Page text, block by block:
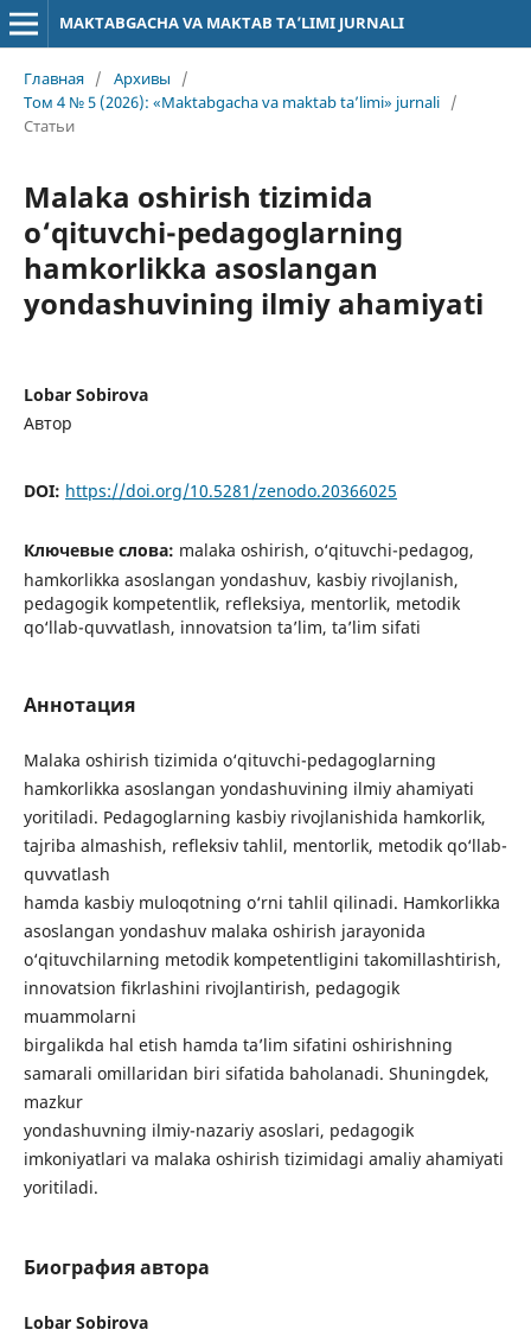
MAKTABGACHA VA MAKTAB TA’LIMI JURNALI
Главная / Архивы
/
Том 4 № 5 (2026): «Maktabgacha va maktab ta’limi» jurnali /
Статьи
Malaka oshirish tizimida
o‘qituvchi-pedagoglarning
hamkorlikka asoslangan
yondashuvining ilmiy ahamiyati
Lobar Sobirova
Автор
DOI: https://doi.org/10.5281/zenodo.20366025
Ключевые слова: malaka oshirish, o‘qituvchi-pedagog,
hamkorlikka asoslangan yondashuv, kasbiy rivojlanish,
pedagogik kompetentlik, refleksiya, mentorlik, metodik
qo‘llab-quvvatlash, innovatsion ta’lim, ta’lim sifati
Аннотация
Malaka oshirish tizimida o‘qituvchi-pedagoglarning
hamkorlikka asoslangan yondashuvining ilmiy ahamiyati
yoritiladi. Pedagoglarning kasbiy rivojlanishida hamkorlik,
tajriba almashish, refleksiv tahlil, mentorlik, metodik qo‘llab-
quvvatlash
hamda kasbiy muloqotning o‘rni tahlil qilinadi. Hamkorlikka
asoslangan yondashuv malaka oshirish jarayonida
o‘qituvchilarning metodik kompetentligini takomillashtirish,
innovatsion fikrlashini rivojlantirish, pedagogik
muammolarni
birgalikda hal etish hamda ta’lim sifatini oshirishning
samarali omillaridan biri sifatida baholanadi. Shuningdek,
mazkur
yondashuvning ilmiy-nazariy asoslari, pedagogik
imkoniyatlari va malaka oshirish tizimidagi amaliy ahamiyati
yoritiladi.
Биография автора
Lobar Sobirova